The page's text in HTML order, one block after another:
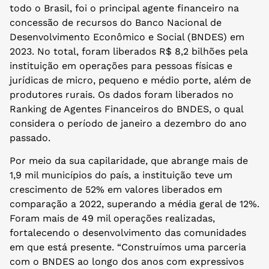
todo o Brasil, foi o principal agente financeiro na
concessão de recursos do Banco Nacional de
Desenvolvimento Econômico e Social (BNDES) em
2023. No total, foram liberados R$ 8,2 bilhões pela
instituição em operações para pessoas físicas e
jurídicas de micro, pequeno e médio porte, além de
produtores rurais. Os dados foram liberados no
Ranking de Agentes Financeiros do BNDES, o qual
considera o período de janeiro a dezembro do ano
passado.
Por meio da sua capilaridade, que abrange mais de
1,9 mil municípios do país, a instituição teve um
crescimento de 52% em valores liberados em
comparação a 2022, superando a média geral de 12%.
Foram mais de 49 mil operações realizadas,
fortalecendo o desenvolvimento das comunidades
em que está presente. “Construímos uma parceria
com o BNDES ao longo dos anos com expressivos